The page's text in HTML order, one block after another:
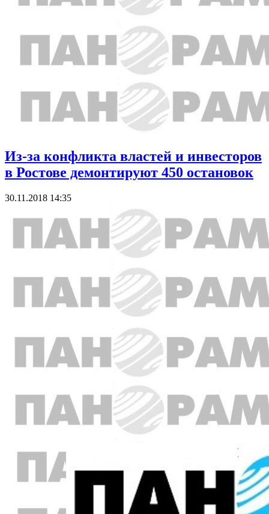
Из-за конфликта властей и инвесторов
в Ростове демонтируют 450 остановок
30.11.2018 14:35